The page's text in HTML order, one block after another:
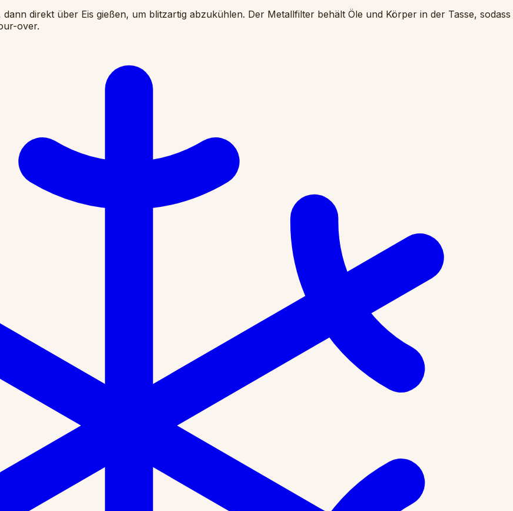
direkt über Eis gießen, um blitzartig abzukühlen. Der Metallfilter behält Öle und Körper in der Tasse, sodass
over.